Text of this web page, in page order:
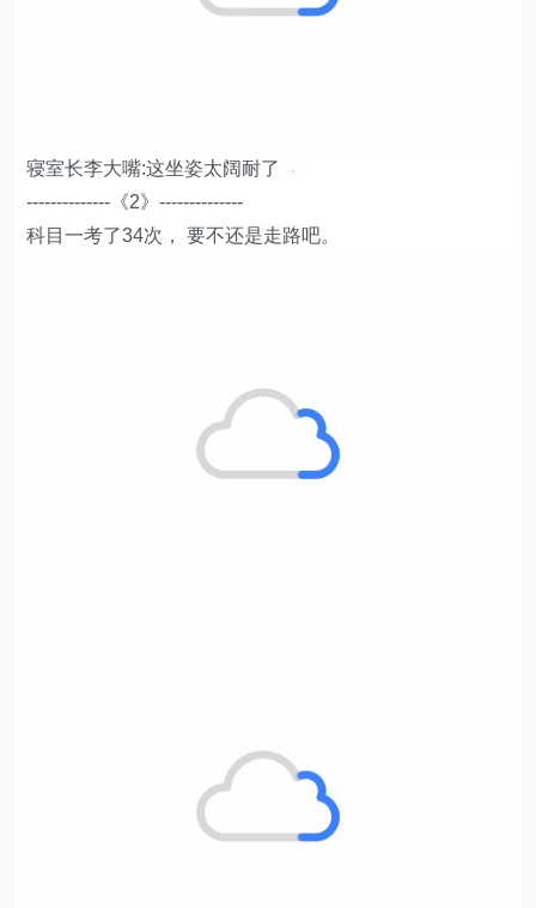
寝室长李大嘴:这坐姿太阔耐了
--------------《2》--------------
科目一考了34次， 要不还是走路吧。